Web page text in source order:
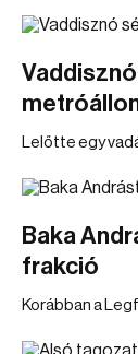
Lelőtte egy
Baka
frakció
Korábban a